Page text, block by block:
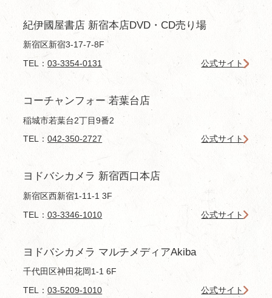
紀伊國屋書店 新宿本店DVD・CD売り場
新宿区新宿3-17-7-8F
TEL：03-3354-0131 公式サイト
コーチャンフォー 若葉台店
稲城市若葉台2丁目9番2
TEL：042-350-2727 公式サイト
ヨドバシカメラ 新宿西口本店
新宿区西新宿1-11-1 3F
TEL：03-3346-1010 公式サイト
ヨドバシカメラ マルチメディアAkiba
千代田区神田花岡1-1 6F
TEL：03-5209-1010 公式サイト